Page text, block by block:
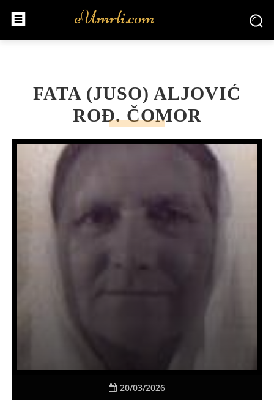
FATA (JUSO) ALJOVIĆ
ROĐ. ČOMOR
20/03/2026